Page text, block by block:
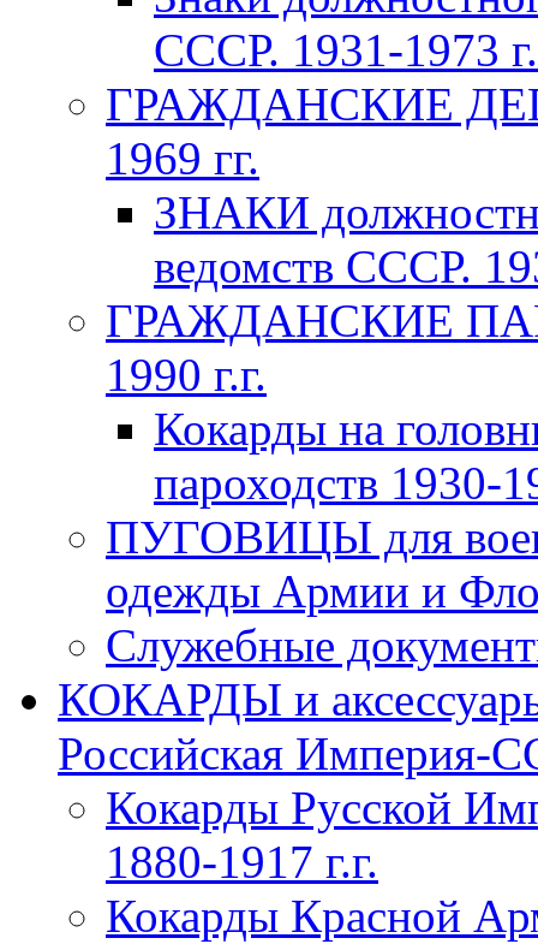
СССР. 1931-1973
ГРАЖДАНСКИЕ
1969 гг.
ЗНАКИ
ведомств СССР.
ГРАЖДАНСКИЕ
1990 г.г.
Кокарды на
пароходств 1930-
ПУГОВИЦЫ для
одежды Армии и
Служебные
КОКАРДЫ и
Российская Империя-
Кокарды Русской
1880-1917 г.г.
Кокарды Красной